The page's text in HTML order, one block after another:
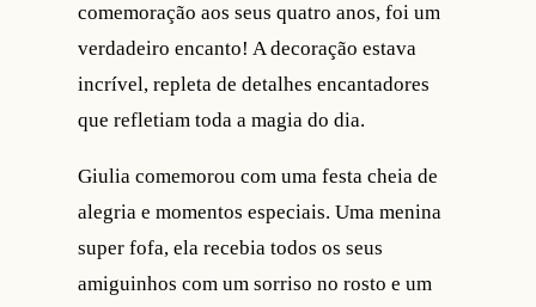
comemoração aos seus quatro anos, foi um
verdadeiro encanto! A decoração estava
incrível, repleta de detalhes encantadores
que refletiam toda a magia do dia.
Giulia comemorou com uma festa cheia de
alegria e momentos especiais. Uma menina
super fofa, ela recebia todos os seus
amiguinhos com um sorriso no rosto e um